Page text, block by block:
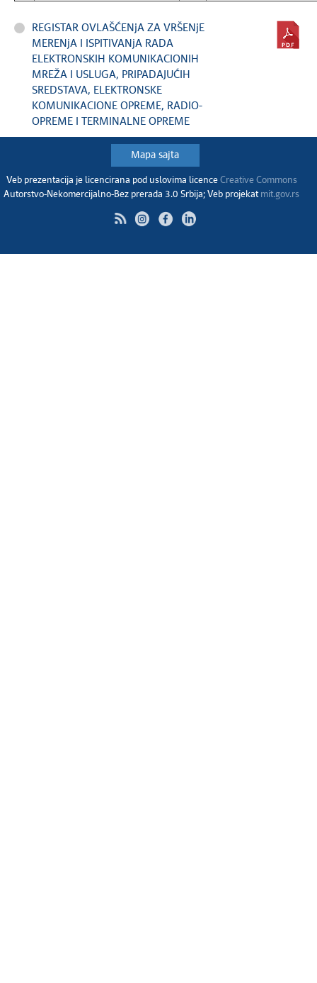
REGISTAR OVLAŠĆENjA ZA VRŠENjE
MERENjA I ISPITIVANjA RADA
ELEKTRONSKIH KOMUNIKACIONIH
MREŽA I USLUGA, PRIPADAJUĆIH
SREDSTAVA, ELEKTRONSKE
KOMUNIKACIONE OPREME, RADIO-
OPREME I TERMINALNE OPREME
Mapa sajta
Veb prezentacija je licencirana pod uslovima licence Creative Commons
Autorstvo-Nekomercijalno-Bez prerada 3.0 Srbija; Veb projekat mit.gov.rs